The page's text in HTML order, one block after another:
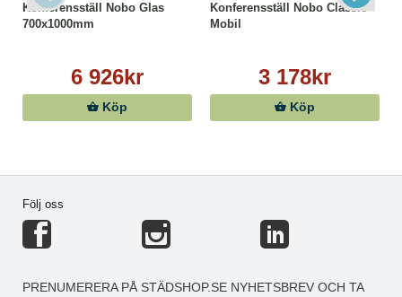
Konferensställ Nobo Glas
700x1000mm
6 926kr
Köp
Konferensställ Nobo Classic
Mobil
3 178kr
Köp
Följ oss
PRENUMERERA PÅ STÄDSHOP.SE NYHETSBREV OCH TA